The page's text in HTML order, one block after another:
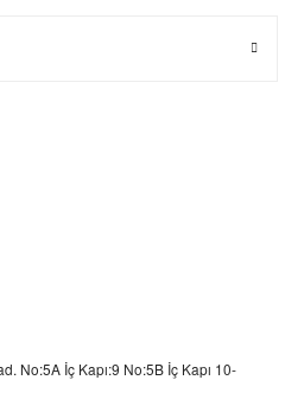
No:5A İç Kapı:9 No:5B İç Kapı 10-